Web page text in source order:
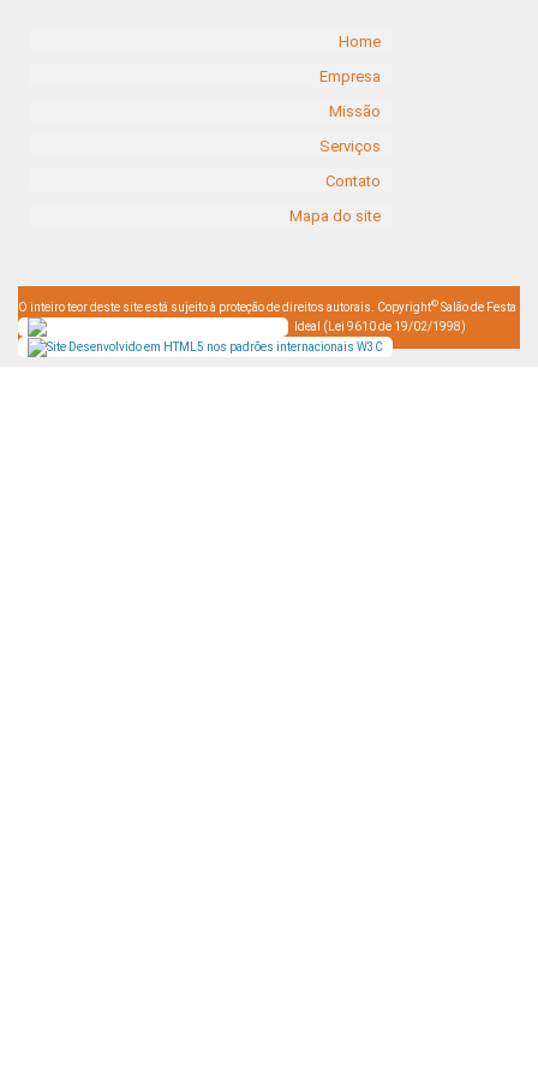
Home
Empresa
Missão
Serviços
Contato
Mapa do site
O inteiro teor deste site está sujeito à proteção de direitos autorais. Copyright© Salão de Festa
Ideal (Lei 9610 de 19/02/1998)